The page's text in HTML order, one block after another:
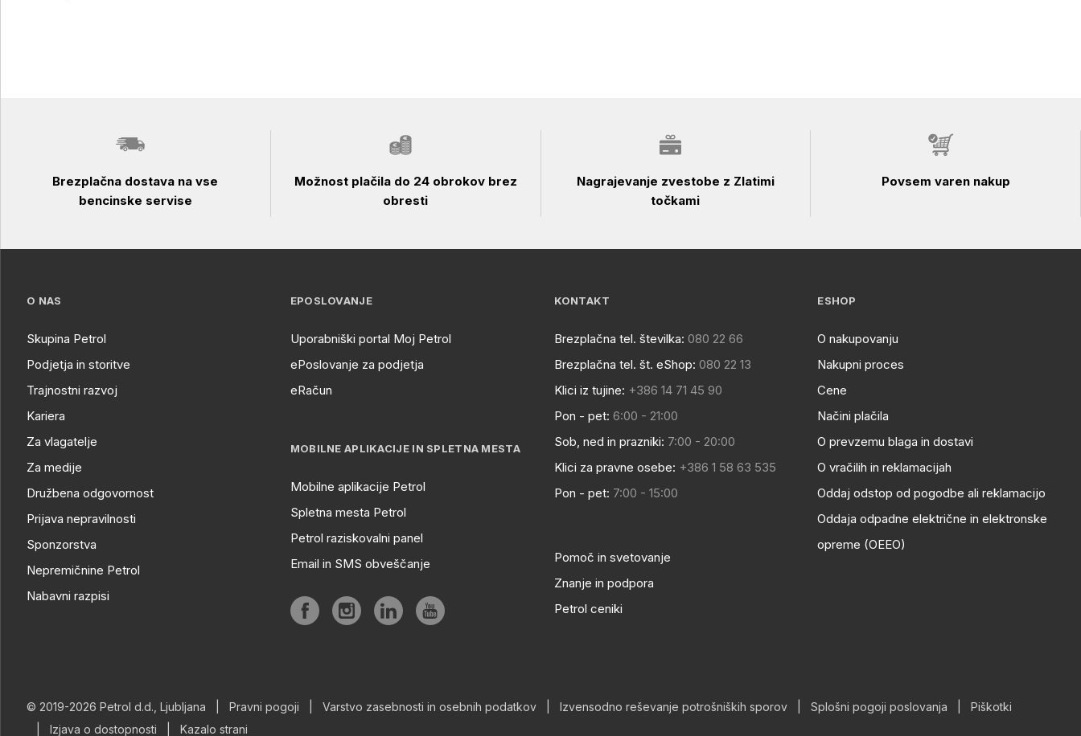
Brezplačna dostava na vse
bencinske servise
Možnost plačila do 24 obrokov brez
obresti
Nagrajevanje zvestobe z Zlatimi
točkami
Povsem varen nakup
O NAS
Skupina Petrol
Podjetja in storitve
Trajnostni razvoj
Kariera
Za vlagatelje
Za medije
Družbena odgovornost
Prijava nepravilnosti
Sponzorstva
Nepremičnine Petrol
Nabavni razpisi
EPOSLOVANJE
Uporabniški portal Moj Petrol
ePoslovanje za podjetja
eRačun
MOBILNE APLIKACIJE IN SPLETNA MESTA
Mobilne aplikacije Petrol
Spletna mesta Petrol
Petrol raziskovalni panel
Email in SMS obveščanje
KONTAKT
Brezplačna tel. številka: 080 22 66
Brezplačna tel. št. eShop: 080 22 13
Klici iz tujine: +386 14 71 45 90
Pon - pet: 6:00 - 21:00
Sob, ned in prazniki: 7:00 - 20:00
Klici za pravne osebe: +386 1 58 63 535
Pon - pet: 7:00 - 15:00
Pomoč in svetovanje
Znanje in podpora
Petrol ceniki
ESHOP
O nakupovanju
Nakupni proces
Cene
Načini plačila
O prevzemu blaga in dostavi
O vračilih in reklamacijah
Oddaj odstop od pogodbe ali reklamacijo
Oddaja odpadne električne in elektronske
opreme (OEEO)
© 2019-2026 Petrol d.d., Ljubljana Pravni pogoji Varstvo zasebnosti in osebnih podatkov Izvensodno reševanje potrošniških sporov Splošni pogoji poslovanja
Piškotki
Izjava o dostopnosti Kazalo strani